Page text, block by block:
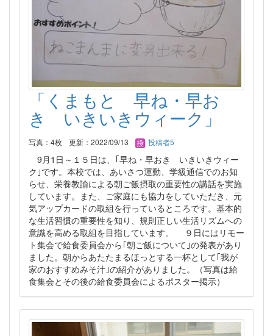
「くまもと 早ね・早お
き いきいきウィーク」
写真：4枚 更新：2022/09/13 投稿者5
9月1日～１５日は、｢早ね・早おき いきいきウィー
ク｣です。本校では、あいさつ運動、学級通信でのお知
らせ、栄養教諭による朝ご飯摂取の重要性の講話を実施
しています。また、ご家庭にも協力をしていただき、元
気アップカードの取組を行っているところです。基本的
な生活習慣の重要性を知り、規則正しい生活リズムへの
意識を高める取組を目指しています。 ９日にはリモー
ト集会で給食委員会から｢朝ご飯について｣の発表があり
ました。朝からあたたまるほっとする一杯として｢我が
家のおすすめみそ汁｣の紹介がありました。（写真は給
食集会とその後の給食委員会によるポスター掲示）